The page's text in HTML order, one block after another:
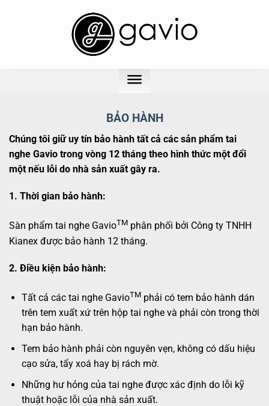
BẢO HÀNH
Chúng tôi giữ uy tín bảo hành tất cả các sản phẩm tai
nghe Gavio trong vòng 12 tháng theo hình thức một đổi
một nếu lỗi do nhà sản xuất gây ra.
1. Thời gian bảo hành:
Sàn phẩm tai nghe GavioTM phân phối bởi Công ty TNHH
Kianex được bảo hành 12 tháng.
2. Điều kiện bảo hành:
Tất cả các tai nghe GavioTMphải có tem bảo hành dán
trên tem xuất xứ trên hộp tai nghe và phải còn trong thời
hạn bảo hành.
Tem bảo hành phải còn nguyên vẹn, không có dấu hiệu
cạo sửa, tẩy xoá hay bị rách mờ.
Những hư hỏng của tai nghe được xác định do lỗi kỹ
thuật hoặc lỗi của nhà sản xuất.